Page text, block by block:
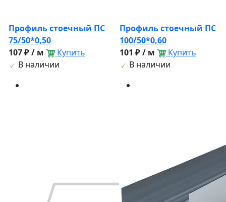
Профиль стоечный ПС
75/50*0,50
107 ₽ / м
Купить
В наличии
Профиль стоечный ПС
100/50*0,60
101 ₽ / м
Купить
В наличии